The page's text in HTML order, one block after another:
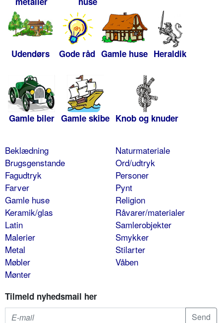
Udendørs Gode råd Gamle huse Heraldik
Gamle biler Gamle skibe Knob og knuder
Beklædning
Brugsgenstande
Fagudtryk
Farver
Gamle huse
Keramik/glas
Latin
Malerier
Metal
Møbler
Mønter
Naturmateriale
Ord/udtryk
Personer
Pynt
Religion
Råvarer/materialer
Samlerobjekter
Smykker
Stilarter
Våben
Tilmeld nyhedsmail her